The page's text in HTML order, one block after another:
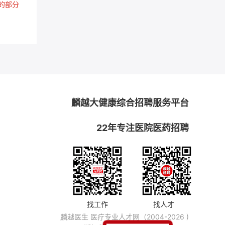
部分
麟越大健康综合招聘服务平台
22年专注医院医药招聘
找人才
找工作
麟越医生 医疗专业人才网（2004-2026 )